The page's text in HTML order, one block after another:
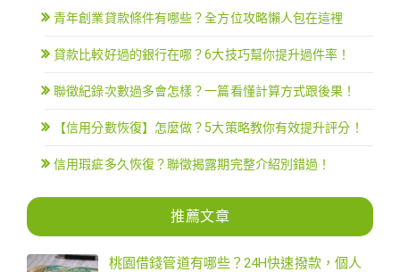
青年創業貸款條件有哪些？全方位攻略懶人包在這裡
貸款比較好過的銀行在哪？6大技巧幫你提升過件率！
聯徵紀錄次數過多會怎樣？一篇看懂計算方式跟後果！
【信用分數恢復】怎麼做？5大策略教你有效提升評分！
信用瑕疵多久恢復？聯徵揭露期完整介紹別錯過！
推薦文章
桃園借錢管道有哪些？24H快速撥款，個人